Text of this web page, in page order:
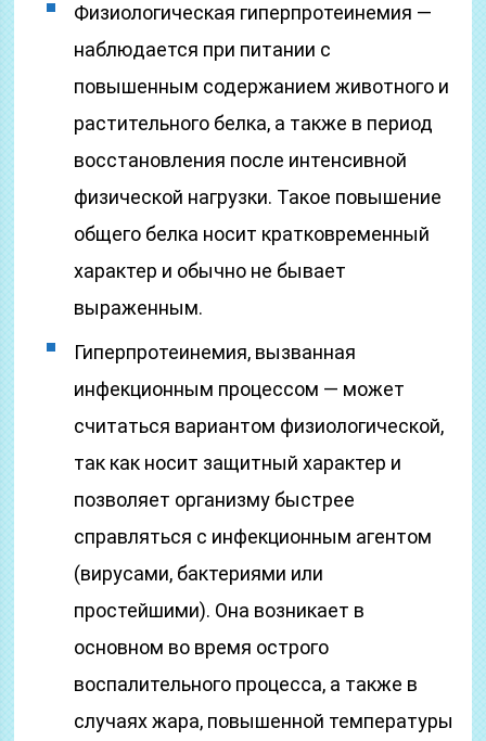
Физиологическая гиперпротеинемия —
наблюдается при питании с
повышенным содержанием животного и
растительного белка, а также в период
восстановления после интенсивной
физической нагрузки. Такое повышение
общего белка носит кратковременный
характер и обычно не бывает
выраженным.
Гиперпротеинемия, вызванная
инфекционным процессом — может
считаться вариантом физиологической,
так как носит защитный характер и
позволяет организму быстрее
справляться с инфекционным агентом
(вирусами, бактериями или
простейшими). Она возникает в
основном во время острого
воспалительного процесса, а также в
случаях жара, повышенной температуры